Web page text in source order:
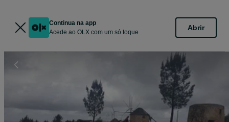
Continua na app
Acede ao OLX com um só toque
Abrir